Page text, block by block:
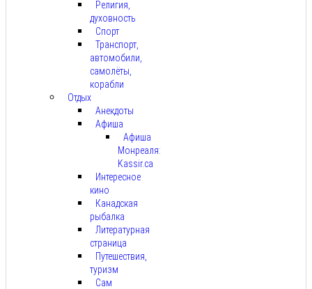
Религия,
духовность
Спорт
Транспорт,
автомобили,
самолёты,
корабли
Отдых
Анекдоты
Афиша
Афиша
Монреаля:
Kassir.ca
Интересное
кино
Канадская
рыбалка
Литературная
страница
Путешествия,
туризм
Сам